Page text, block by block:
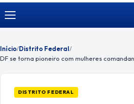
Menu
Início/Distrito Federal/
DISTRITO FEDERAL